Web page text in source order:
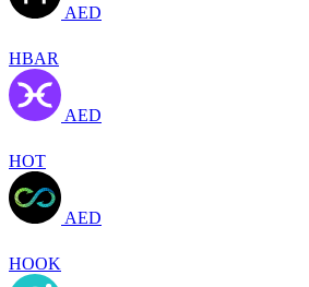
AED
HBAR
AED
HOT
AED
HOOK